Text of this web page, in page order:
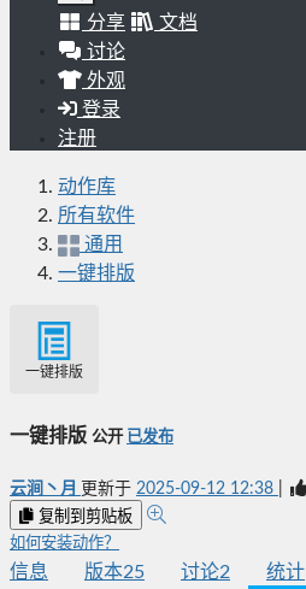
分享
文档
讨论
外观
登录
注册
动作库
所有软件
通用
一键排版
一键排版
一键排版 公开 已发布
云涧丶月 更新于 2025-09-12 12:38
复制到剪贴板
如何安装动作？
信息 版本25 讨论2 统计